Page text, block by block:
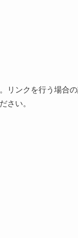
リンクを行う場合
さい。